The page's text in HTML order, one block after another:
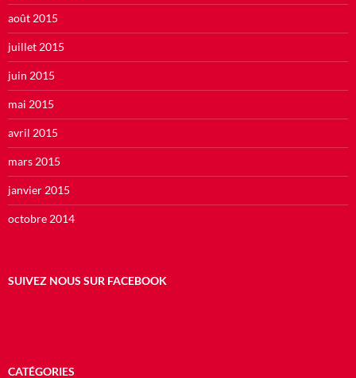
août 2015
juillet 2015
juin 2015
mai 2015
avril 2015
mars 2015
janvier 2015
octobre 2014
SUIVEZ NOUS SUR FACEBOOK
CATÉGORIES